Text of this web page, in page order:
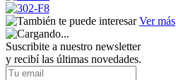
Ver más
Suscribite a nuestro newsletter
y recibí las últimas novedades.